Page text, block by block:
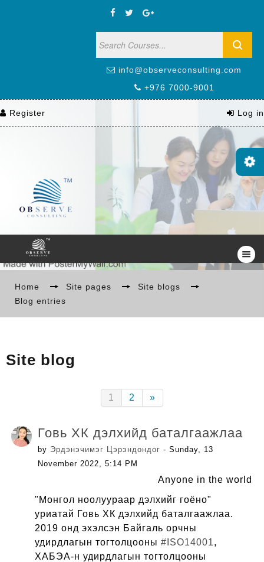
info@observeconsulting.com
+976 7000-9001
Register Log in
БИДНИЙ ТУХАЙ
СУРГАЛТ
Home → Site pages → Site blogs
→
Blog entries
Site blog
1 (current)
2 »
Говь ХК дэлхийд баталгаажлаа
by Эрдэнэчимэг Цэрэндондог - Sunday, 13
November 2022, 5:14 PM
Anyone in the world
"Монгол ноолуураар дэлхийг гоёно"
уриатай Говь ХК дэлхийд баталгаажлаа.
2019 онд эхэлсэн Байгаль орчны
удирдлагын тогтолцооны #ISO14001,
ХАБЭА-н удирдлагын тогтолцооны